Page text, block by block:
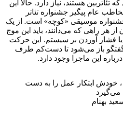
هزار نفری که تئاتربین هستند، نیاز دارد. حالا این
عام پیگیر جشنواره تئاتر
موسیقی «کوچه» است. از یک
هر راهی که می‌دانند، باید این موج
یا فشار آوردن بر سیستم. این حرکت
گفتگو باز می‌شود تا دست‌کم طرف
این ماجرا وجود دارد.
بهنام